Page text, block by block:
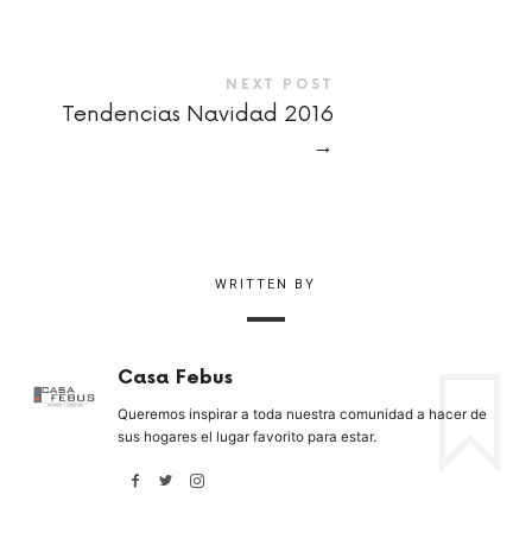
NEXT POST
Tendencias Navidad 2016
→
WRITTEN BY
Casa Febus
Queremos inspirar a toda nuestra comunidad a hacer de
sus hogares el lugar favorito para estar.